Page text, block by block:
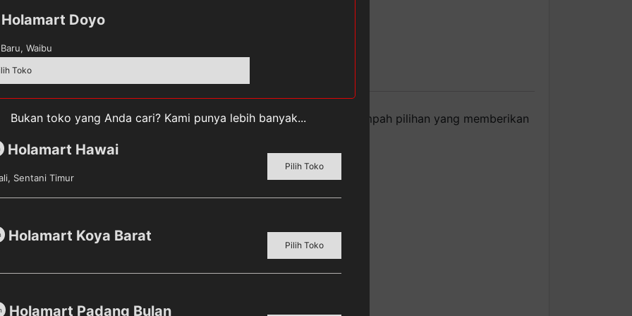
perpaduan tepat antara daging segar berkualitas, bumbu, dan rempah pilihan yang memberikan
seperti kaldu buatan sendiri.
gorengan, dan sebagai marinade
50 ml air untuk 500 g bahan.
dengan Masako
tepung.
g Masako
Holamart Doyo
Waibu
Toko
Bukan toko yang Anda cari? Kami punya lebih banyak...
Holamart Hawai
Sentani Timur
Pilih Toko
Holamart Koya Barat
Pilih Toko
Holamart Padang Bulan